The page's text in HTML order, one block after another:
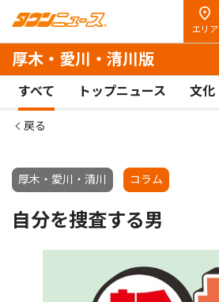
エリア
厚木・愛川・清川版
すべて トップニュース 文化
戻る
厚木・愛川・清川 コラム
自分を捜査する男